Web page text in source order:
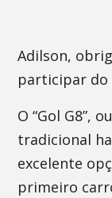
Adilson,
participar do
O “Gol G8”,
tradicional
excelente
primeiro